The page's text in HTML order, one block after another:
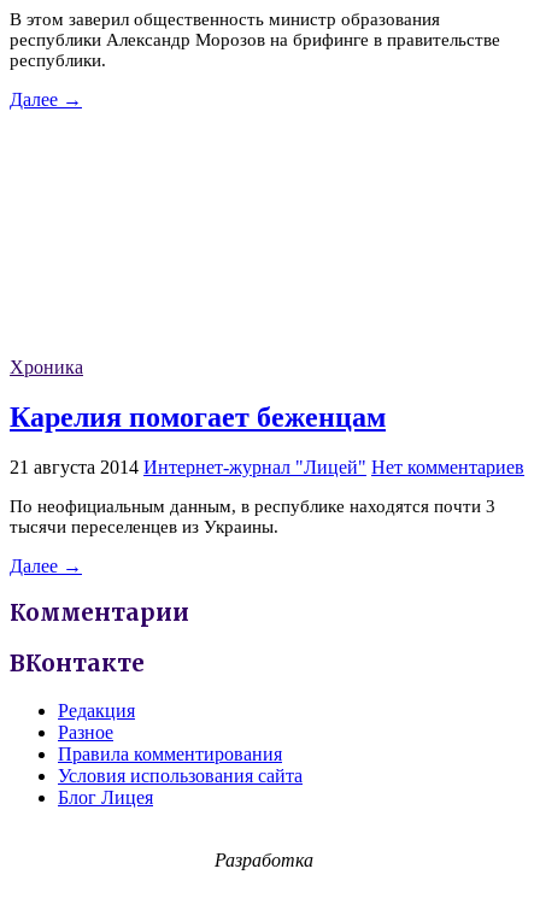
В этом заверил общественность министр образования
республики Александр Морозов на брифинге в правительстве
республики.
Далее →
Хроника
Карелия помогает беженцам
21 августа 2014 Интернет-журнал "Лицей" Нет комментариев
По неофициальным данным, в республике находятся почти 3
тысячи переселенцев из Украины.
Далее →
Комментарии
ВКонтакте
Редакция
Разное
Правила комментирования
Условия использования сайта
Блог Лицея
Разработка